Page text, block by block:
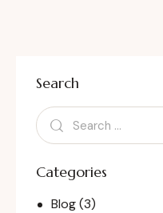
Search
Categories
Blog(3)